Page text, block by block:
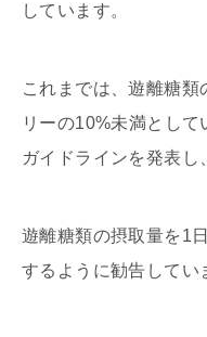
しています。
これまでは、遊離糖類
リーの10%未満とし
ガイドラインを発表し、
遊離糖類の摂取量を1
するように勧告してい